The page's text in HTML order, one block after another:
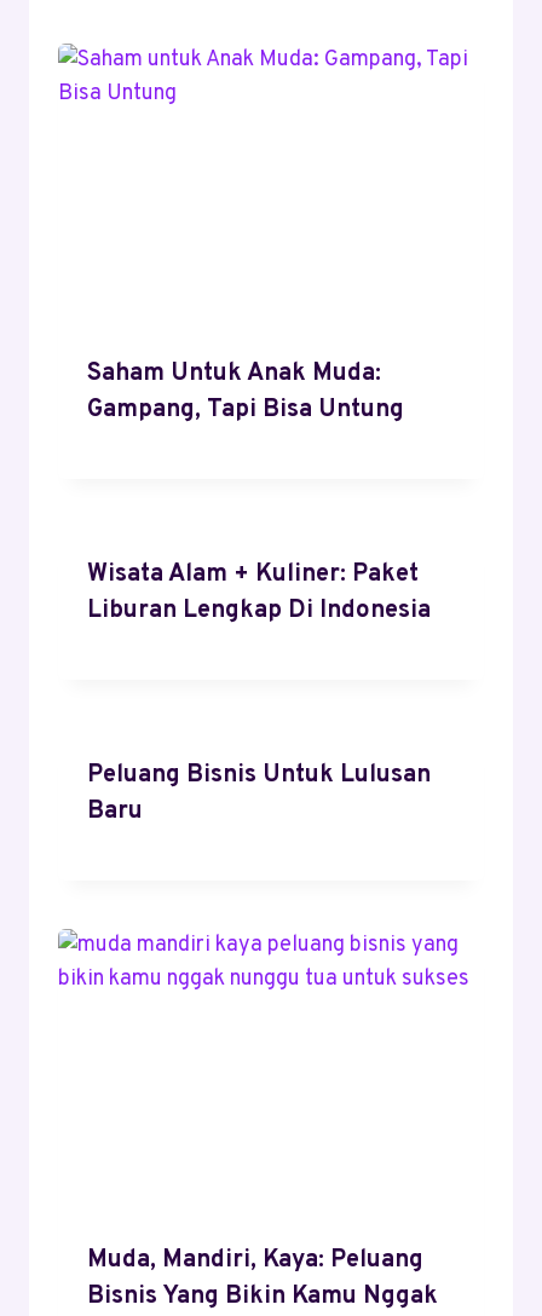
Saham Untuk Anak Muda:
Gampang, Tapi Bisa Untung
Wisata Alam + Kuliner: Paket
Liburan Lengkap Di Indonesia
Peluang Bisnis Untuk Lulusan
Baru
Muda, Mandiri, Kaya: Peluang
Bisnis Yang Bikin Kamu Nggak